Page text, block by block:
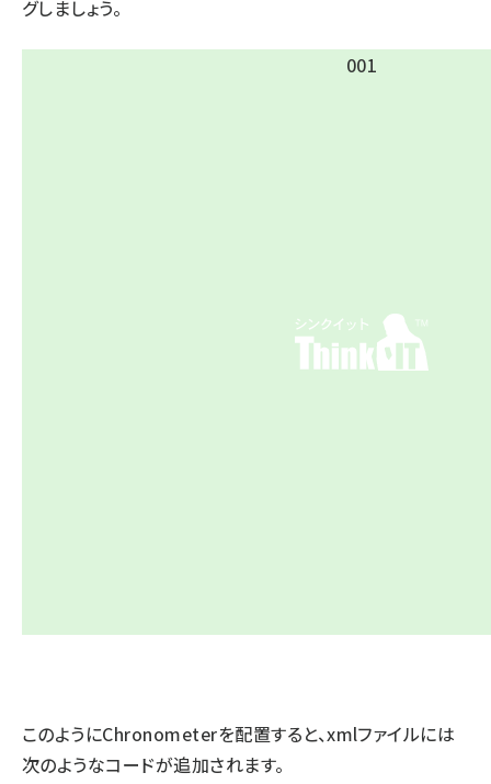
グしましょう。
このようにChronometerを配置すると、xmlファイルには
次のようなコードが追加されます。